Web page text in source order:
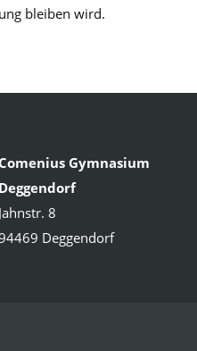
bleiben wird.
Comenius Gymnasium
Deggendorf
Jahnstr. 8
Deggendorf